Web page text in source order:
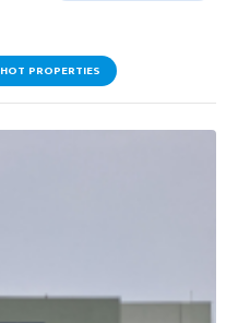
HOT PROPERTIES